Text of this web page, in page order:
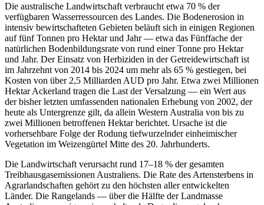
Die australische Landwirtschaft verbraucht etwa 70 % der
verfügbaren Wasserressourcen des Landes. Die Bodenerosion in
intensiv bewirtschafteten Gebieten beläuft sich in einigen Regionen
auf fünf Tonnen pro Hektar und Jahr — etwa das Fünffache der
natürlichen Bodenbildungsrate von rund einer Tonne pro Hektar
und Jahr. Der Einsatz von Herbiziden in der Getreidewirtschaft ist
im Jahrzehnt von 2014 bis 2024 um mehr als 65 % gestiegen, bei
Kosten von über 2,5 Milliarden AUD pro Jahr. Etwa zwei Millionen
Hektar Ackerland tragen die Last der Versalzung — ein Wert aus
der bisher letzten umfassenden nationalen Erhebung von 2002, der
heute als Untergrenze gilt, da allein Western Australia von bis zu
zwei Millionen betroffenen Hektar berichtet. Ursache ist die
vorhersehbare Folge der Rodung tiefwurzelnder einheimischer
Vegetation im Weizengürtel Mitte des 20. Jahrhunderts.
Die Landwirtschaft verursacht rund 17–18 % der gesamten
Treibhausgasemissionen Australiens. Die Rate des Artensterbens in
Agrarlandschaften gehört zu den höchsten aller entwickelten
Länder. Die Rangelands — über die Hälfte der Landmasse